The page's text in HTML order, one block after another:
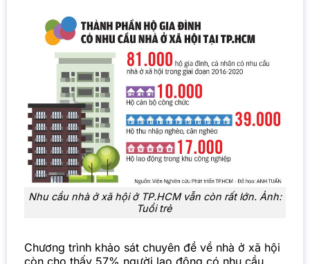
Nhu cầu nhà ở xã hội ở TP.HCM vẫn còn rất lớn. Ảnh:
Tuổi trẻ
Chương trình khảo sát chuyên đề về nhà ở xã hội